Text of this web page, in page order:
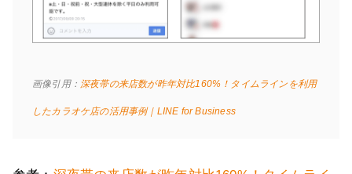
画像引用： 深夜帯の来店数が昨年対比160%！タイムラインを利用
したカラオケ店の活用事例｜LINE for Business